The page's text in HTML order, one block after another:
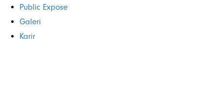
Public Expose
Galeri
Karir